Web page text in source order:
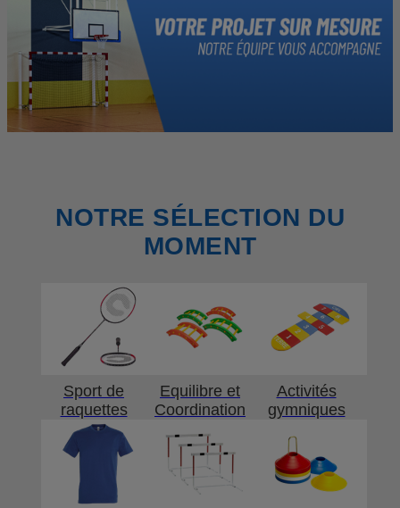
NOTRE SÉLECTION DU
MOMENT
Sport de
raquettes
Equilibre et
Coordination
Activités
gymniques